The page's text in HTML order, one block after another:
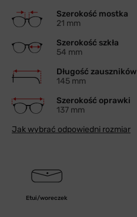
Szerokość mostka
21 mm
Szerokość szkła
54 mm
Długość zauszników
145 mm
Szerokość oprawki
137 mm
Jak wybrać odpowiedni rozmiar
Etui/woreczek